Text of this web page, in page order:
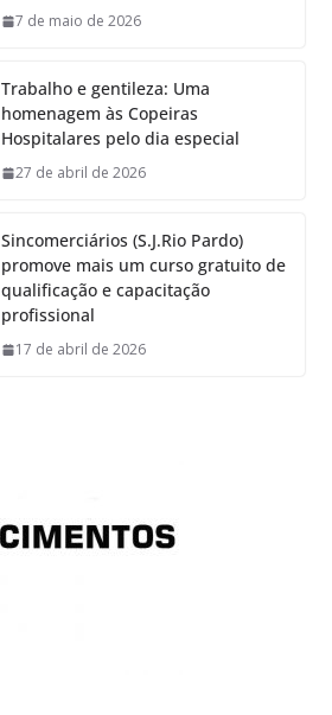
7 de maio de 2026
Trabalho e gentileza: Uma
homenagem às Copeiras
Hospitalares pelo dia especial
27 de abril de 2026
Sincomerciários (S.J.Rio Pardo)
promove mais um curso gratuito de
qualificação e capacitação
profissional
17 de abril de 2026